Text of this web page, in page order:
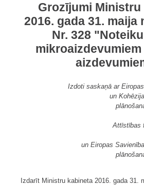
Grozījumi
2016. gada 31. maija
Nr. 328
Izdoti saskaņā ar
un
Attīstības
un Eiropas
Izdarīt Ministru kabineta 2016. gada 31.